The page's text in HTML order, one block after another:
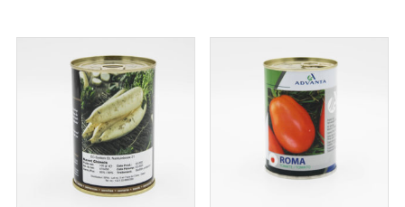
à
17
000 CFA
000 CFA
à
20
000 CFA